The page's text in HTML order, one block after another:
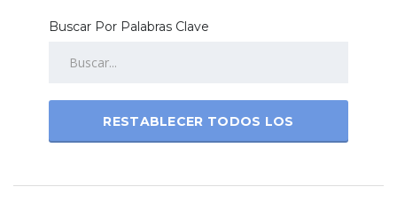
Buscar Por Palabras Clave
RESTABLECER TODOS LOS